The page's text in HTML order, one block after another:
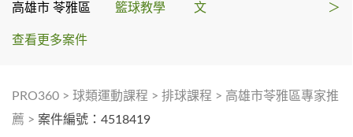
高雄市 苓雅區 籃球教學 文 ＞
查看更多案件
PRO360 > 球類運動課程 > 排球課程 > 高雄市苓雅區專家推
薦 > 案件編號：4518419